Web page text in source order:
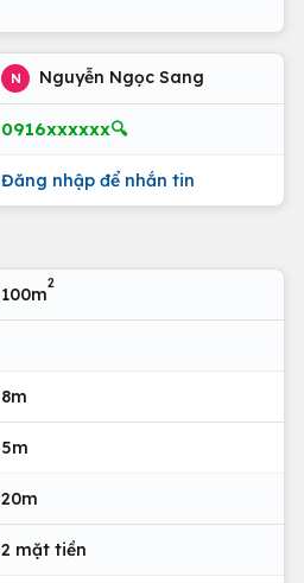
N Nguyễn Ngọc Sang
0916xxxxxx🔍
Đăng nhập để nhắn tin
100m
2
8m
5m
20m
2 mặt tiền